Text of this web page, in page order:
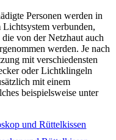
Personen werden in
verbunden,
von der Netzhaut auch
werden. Je nach
mit verschiedensten
oder Lichtklingeln
mit einem
beispielsweise unter